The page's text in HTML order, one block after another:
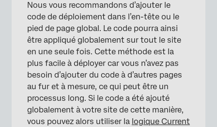
Nous vous recommandons d’ajouter le
code de déploiement dans l’en-tête ou le
pied de page global. Le code pourra ainsi
être appliqué globalement sur tout le site
en une seule fois. Cette méthode est la
plus facile à déployer car vous n’avez pas
besoin d’ajouter du code à d’autres pages
au fur et à mesure, ce qui peut être un
processus long. Si le code a été ajouté
globalement à votre site de cette manière,
vous pouvez alors utiliser la logique Current